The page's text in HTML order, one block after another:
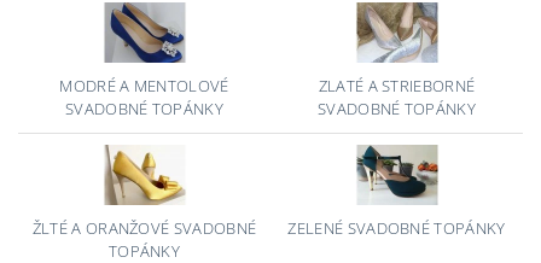
MODRÉ A MENTOLOVÉ
SVADOBNÉ TOPÁNKY
ZLATÉ A STRIEBORNÉ
SVADOBNÉ TOPÁNKY
ŽLTÉ A ORANŽOVÉ SVADOBNÉ
TOPÁNKY
ZELENÉ SVADOBNÉ TOPÁNKY